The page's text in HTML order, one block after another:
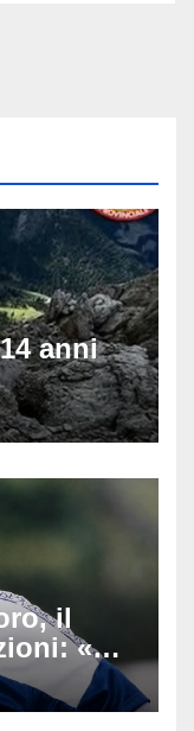
anni
sul
il
«Ha